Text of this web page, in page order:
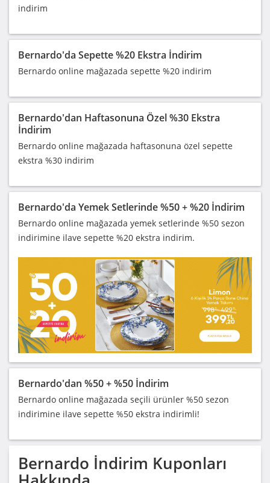
indirim
Bernardo'da Sepette %20 Ekstra İndirim
Bernardo online mağazada sepette %20 indirim
Bernardo'dan Haftasonuna Özel %30 Ekstra
İndirim
Bernardo online mağazada haftasonuna özel sepette
ekstra %30 indirim
Bernardo'da Yemek Setlerinde %50 + %20 İndirim
Bernardo online mağazada yemek setlerinde %50 sezon
indirimine ilave sepette %20 ekstra indirim.
Bernardo'dan %50 + %50 İndirim
Bernardo online mağazada seçili ürünler %50 sezon
indirimine ilave sepette %50 ekstra indirimli!
Bernardo İndirim Kuponları